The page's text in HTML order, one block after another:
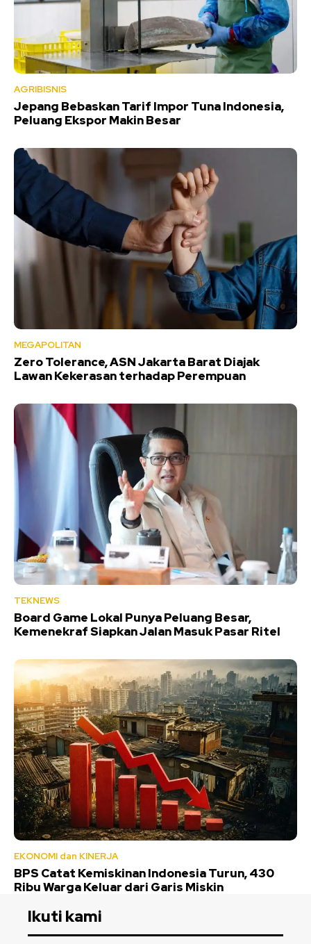
AGRIBISNIS
Jepang Bebaskan Tarif Impor Tuna Indonesia,
Peluang Ekspor Makin Besar
MEGAPOLITAN
Zero Tolerance, ASN Jakarta Barat Diajak
Lawan Kekerasan terhadap Perempuan
TEKNEWS
Board Game Lokal Punya Peluang Besar,
Kemenekraf Siapkan Jalan Masuk Pasar Ritel
EKONOMI dan KINERJA
BPS Catat Kemiskinan Indonesia Turun, 430
Ribu Warga Keluar dari Garis Miskin
Ikuti kami